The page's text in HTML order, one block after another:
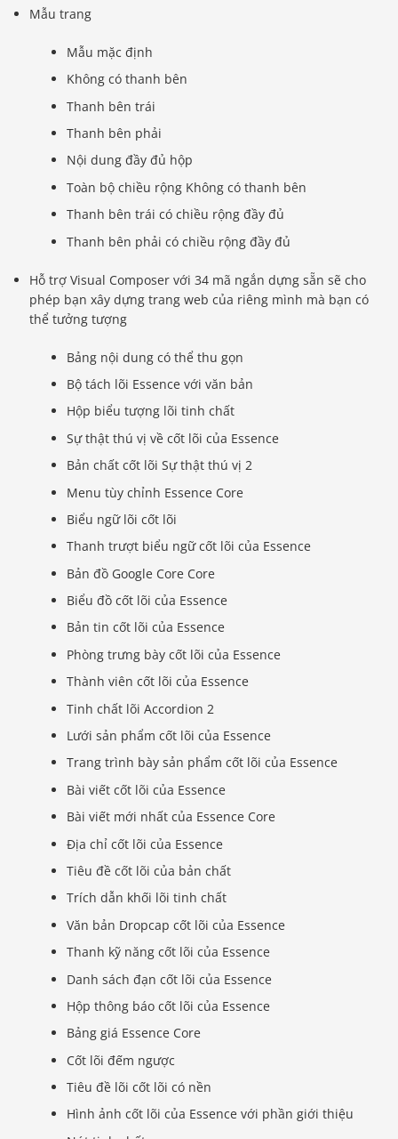
Mẫu trang
Mẫu mặc định
Không có thanh bên
Thanh bên trái
Thanh bên phải
Nội dung đầy đủ hộp
Toàn bộ chiều rộng Không có thanh bên
Thanh bên trái có chiều rộng đầy đủ
Thanh bên phải có chiều rộng đầy đủ
Hỗ trợ Visual Composer với 34 mã ngắn dựng sẵn sẽ cho
phép bạn xây dựng trang web của riêng mình mà bạn có
thể tưởng tượng
Bảng nội dung có thể thu gọn
Bộ tách lõi Essence với văn bản
Hộp biểu tượng lõi tinh chất
Sự thật thú vị về cốt lõi của Essence
Bản chất cốt lõi Sự thật thú vị 2
Menu tùy chỉnh Essence Core
Biểu ngữ lõi cốt lõi
Thanh trượt biểu ngữ cốt lõi của Essence
Bản đồ Google Core Core
Biểu đồ cốt lõi của Essence
Bản tin cốt lõi của Essence
Phòng trưng bày cốt lõi của Essence
Thành viên cốt lõi của Essence
Tinh chất lõi Accordion 2
Lưới sản phẩm cốt lõi của Essence
Trang trình bày sản phẩm cốt lõi của Essence
Bài viết cốt lõi của Essence
Bài viết mới nhất của Essence Core
Địa chỉ cốt lõi của Essence
Tiêu đề cốt lõi của bản chất
Trích dẫn khối lõi tinh chất
Văn bản Dropcap cốt lõi của Essence
Thanh kỹ năng cốt lõi của Essence
Danh sách đạn cốt lõi của Essence
Hộp thông báo cốt lõi của Essence
Bảng giá Essence Core
Cốt lõi đếm ngược
Tiêu đề lõi cốt lõi có nền
Hình ảnh cốt lõi của Essence với phần giới thiệu